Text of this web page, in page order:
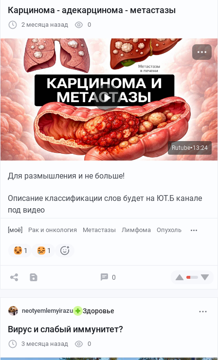
Карцинома - адекарцинома - метастазы
2 месяца назад 0
Rutube● 13:24
Для размышления и не больше!
Описание классификации слов будет на ЮТ.Б канале
под видео
[моё] Рак и онкология Метастазы Лимфома Опухоль
1 1
0
neotyemlemyirazu Здоровье
Вирус и слабый иммунитет?
3 месяца назад 0